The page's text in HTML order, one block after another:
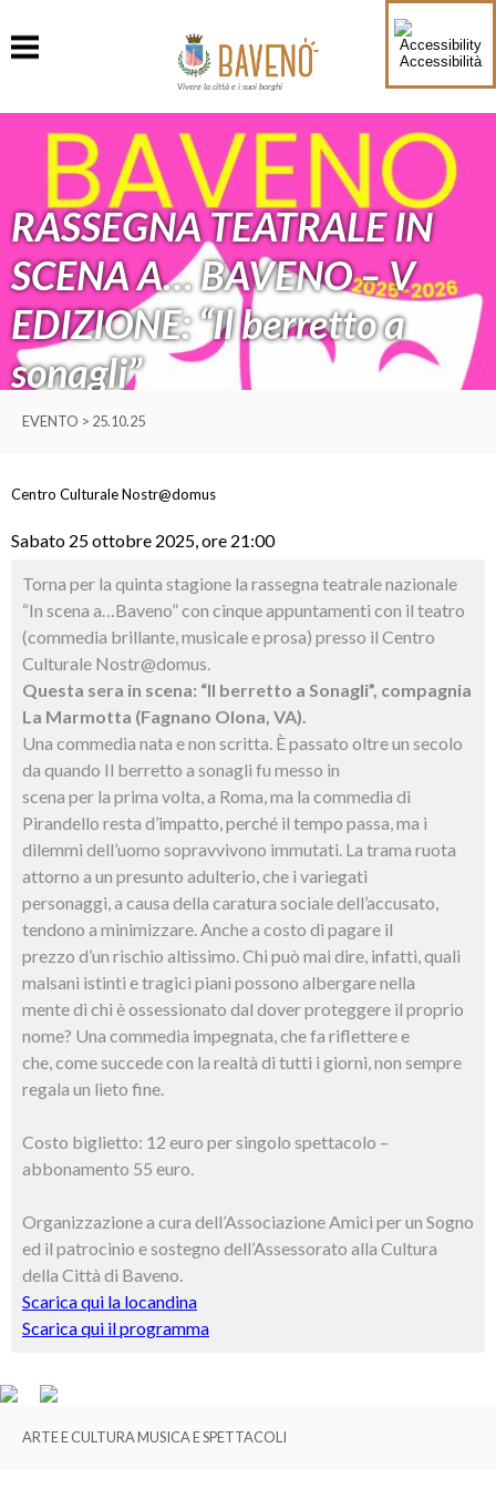
Accessibilità
Vivere la città e i suoi borghi
RASSEGNA TEATRALE IN
SCENA A… BAVENO – V
EDIZIONE: “Il berretto a
sonagli”
EVENTO > 25.10.25
Centro Culturale Nostr@domus
Sabato 25 ottobre 2025, ore 21:00
Torna per la quinta stagione la rassegna teatrale nazionale
“In scena a…Baveno” con cinque appuntamenti con il teatro
(commedia brillante, musicale e prosa) presso il Centro
Culturale Nostr@domus.
Questa sera in scena: “Il berretto a Sonagli”, compagnia
La Marmotta (Fagnano Olona, VA).
Una commedia nata e non scritta. È passato oltre un secolo
da quando Il berretto a sonagli fu messo in
scena per la prima volta, a Roma, ma la commedia di
Pirandello resta d’impatto, perché il tempo passa, ma i
dilemmi dell’uomo sopravvivono immutati. La trama ruota
attorno a un presunto adulterio, che i variegati
personaggi, a causa della caratura sociale dell’accusato,
tendono a minimizzare. Anche a costo di pagare il
prezzo d’un rischio altissimo. Chi può mai dire, infatti, quali
malsani istinti e tragici piani possono albergare nella
mente di chi è ossessionato dal dover proteggere il proprio
nome? Una commedia impegnata, che fa riflettere e
che, come succede con la realtà di tutti i giorni, non sempre
regala un lieto fine.
Costo biglietto: 12 euro per singolo spettacolo –
abbonamento 55 euro.
Organizzazione a cura dell’Associazione Amici per un Sogno
ed il patrocinio e sostegno dell’Assessorato alla Cultura
della Città di Baveno.
Scarica qui la locandina
Scarica qui il programma
ARTE E CULTURA MUSICA E SPETTACOLI